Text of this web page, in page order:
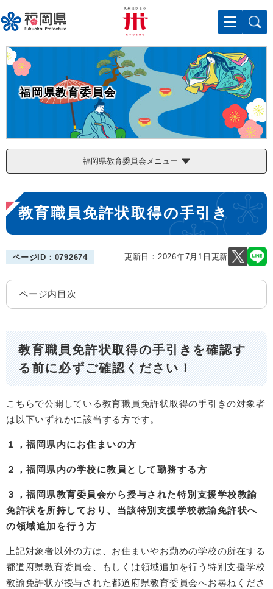
ー
ジ
の
先
メニューを飛ばして本文へ
福岡県教育委員会
福岡県教育委員会メニュー
本
文
教育職員免許状取得の手引き
ページID：0792674 更新日：2026年7月1日更新
ページ内目次
教育職員免許状取得の手引きを確認す
る前に必ずご確認ください！
こちらで公開している教育職員免許状取得の手引きの対象者
は以下いずれかに該当する方です。
１，福岡県内にお住まいの方
２，福岡県内の学校に教員として勤務する方
３，福岡県教育委員会から授与された特別支援学校教諭
免許状を所持しており、当該特別支援学校教諭免許状へ
の領域追加を行う方
上記対象者以外の方は、お住まいやお勤めの学校の所在する
都道府県教育委員会、もしくは領域追加を行う特別支援学校
教諭免許状が授与された都道府県教育委員会へお尋ねくださ